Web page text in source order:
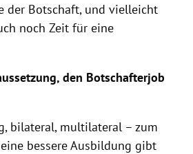
der Botschaft, und vielleicht
noch Zeit für eine
den Botschafterjob
bilateral, multilateral – zum
bessere Ausbildung gibt